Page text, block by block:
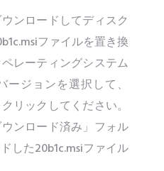
ンロードしてディスク
ファイルを置き換
レーティングシステム
ジョンを選択して、
リックしてください。
ンロード済み」フォル
した20b1c.msiファイル